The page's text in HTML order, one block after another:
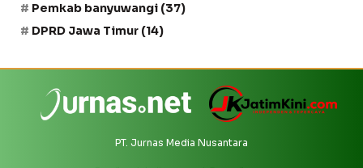
Pemkab banyuwangi (37)
DPRD Jawa Timur (14)
PT. Jurnas Media Nusantara